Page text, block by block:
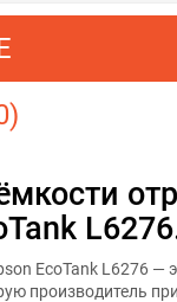
EcoTank L6276 —
производитель